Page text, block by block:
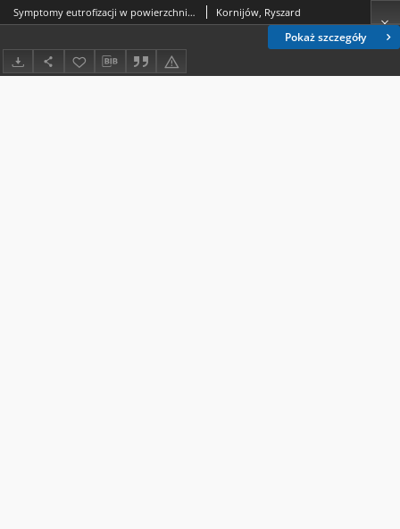
Pokaż szczegóły
Symptomy eutrofizacji w powierzchniowych i przydennych warstwach wody dimiktycznych jezior łęczyńsko-włodawskich a typologiczne znaczenie zoobentosu zasiedlającego ich profundal Kornijów, Ryszard